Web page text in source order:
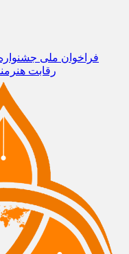
فراخوان ملی
رقابت